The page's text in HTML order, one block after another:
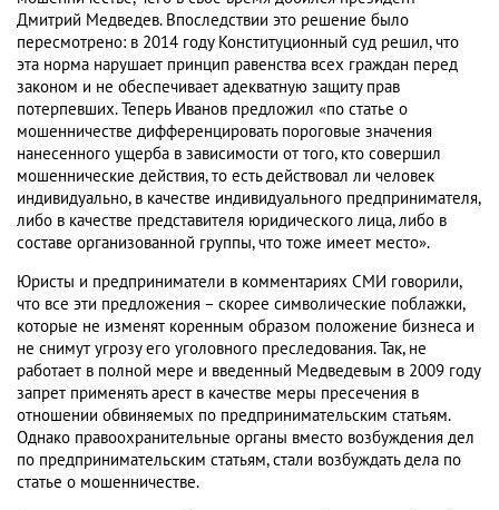
Дмитрий Медведев. Впоследствии это решение было
пересмотрено: в 2014 году Конституционный суд решил, что
эта норма нарушает принцип равенства всех граждан перед
законом и не обеспечивает адекватную защиту прав
потерпевших. Теперь Иванов предложил «по статье о
мошенничестве дифференцировать пороговые значения
нанесенного ущерба в зависимости от того, кто совершил
мошеннические действия, то есть действовал ли человек
индивидуально, в качестве индивидуального предпринимателя,
либо в качестве представителя юридического лица, либо в
составе организованной группы, что тоже имеет место».
Юристы и предприниматели в комментариях СМИ говорили,
что все эти предложения – скорее символические поблажки,
которые не изменят коренным образом положение бизнеса и
не снимут угрозу его уголовного преследования. Так, не
работает в полной мере и введенный Медведевым в 2009 году
запрет применять арест в качестве меры пресечения в
отношении обвиняемых по предпринимательским статьям.
Однако правоохранительные органы вместо возбуждения дел
по предпринимательским статьям, стали возбуждать дела по
статье о мошенничестве.